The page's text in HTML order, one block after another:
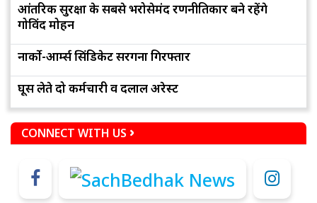
आंतरिक सुरक्षा के सबसे भरोसेमंद रणनीतिकार बने रहेंगे
गोविंद मोहन
नार्को-आर्म्स सिंडिकेट सरगना गिरफ्तार
घूस लेते दो कर्मचारी व दलाल अरेस्ट
CONNECT WITH US